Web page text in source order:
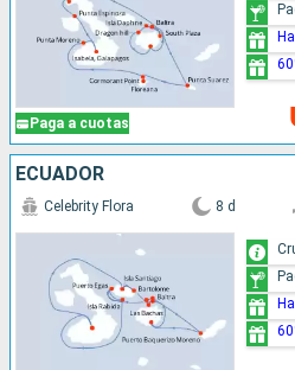
Paga a cuotas
ECUADOR
Celebrity Flora 8 d